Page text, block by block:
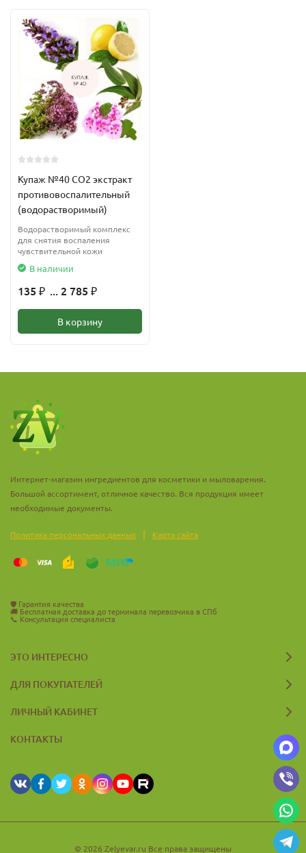
Купаж №40 CO2 экстракт
противовоспалительный
(водорастворимый)
Водорастворимый комплекс
для снятия воспаления
чувствительной кожи
В наличии
135 ₽ ... 2 785 ₽
В корзину
Интернет-магазин ингредиентов для косметики и мыловарения.
Большой ассортимент, отличное качество. Вся продукция имеет
необходимые документы.
Политика персональных данных | Карта сайта
🛡️ Гарантия качества
🚚 Бесплатная доставка до терминала перевозчика в СПб
📞 Консультация специалиста
ЭТО ИНТЕРЕСНО
ДЛЯ ПОКУПАТЕЛЕЙ
ЛИЧНЫЙ КАБИНЕТ
КОНТАКТЫ
© 2026 Zelyevar.ru Все права защищены